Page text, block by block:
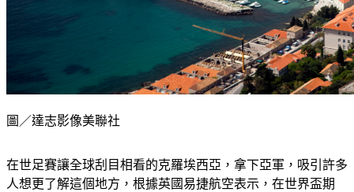
人想更了解這個地方，根據英國易捷航空表示，在世界盃期
間，前往克羅埃西亞的機票銷售，增加超過六成，顯然這個美